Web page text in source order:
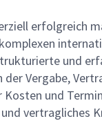
erfolgreich
und
Vergabe,
und
vertragliches